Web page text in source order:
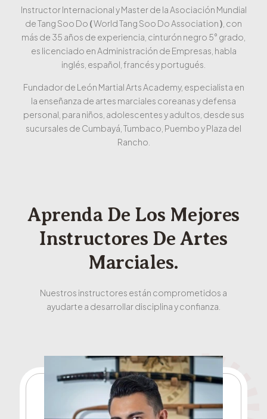
Instructor Internacional y Master de la Asociación Mundial
de Tang Soo Do (World Tang Soo Do Association​) , con
más de 35 años de experiencia, cinturón negro 5° grado,
es licenciado en Administración de Empresas, habla
inglés, español, francés y portugués.
Fundador de León Martial Arts Academy, especialista en
la enseñanza de artes marciales coreanas y defensa
personal, para niños, adolescentes y adultos, desde sus
sucursales de Cumbayá, Tumbaco, Puembo y Plaza del
Rancho.
Aprenda De Los Mejores
Instructores De Artes
Marciales.
Nuestros instructores están comprometidos a
ayudarte a desarrollar disciplina y confianza.